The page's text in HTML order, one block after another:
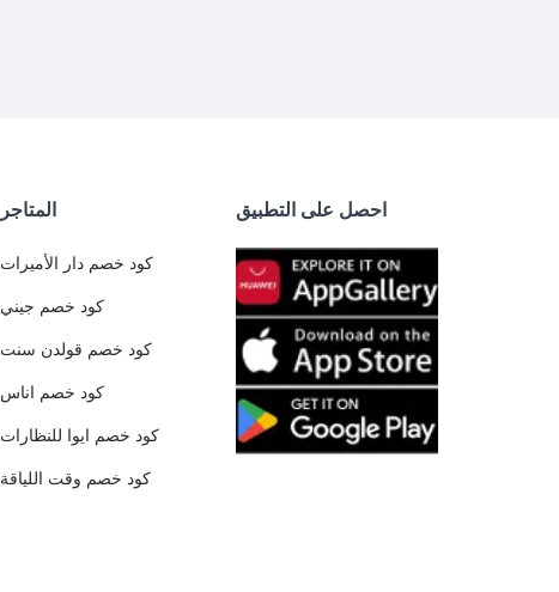
المتاجر
كود خصم دار الأميرات
كود خصم جيني
كود خصم قولدن سنت
كود خصم اناس
كود خصم ايوا للنظارات
كود خصم وقت اللياقة
احصل على التطبيق